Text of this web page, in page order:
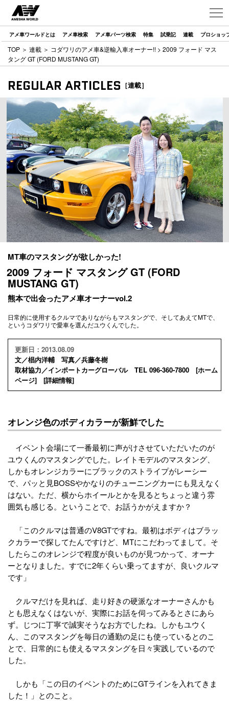
アメ車ワールドとは アメ車検索 アメ車パーツ検索 特集 試乗記 連載 プロショッ
TOP ＞ 連載 ＞ コダワリのアメ車&逆輸入車オーナー!! > 2009 フォード マス
タング GT (FORD MUSTANG GT)
REGULAR ARTICLES ［連載］
MT車のマスタングが欲しかった!
2009 フォード マスタング GT (FORD
MUSTANG GT)
熊本で出会ったアメ車オーナーvol.2
日常的に使用するクルマでありながらもマスタングで、そしてあえてMTで、
というコダワリで愛車を選んだユウくんでした。
更新日：2013.08.09
文／椙内洋輔 写真／兵藤冬樹
取材協力／インポートカーグローバル TEL 096-360-7800 [ホーム
ページ] [詳細情報]
オレンジ色のボディカラーが新鮮でした
イベント会場にて一番最初に声がけさせていただいたのが
ユウくんのマスタングでした。レイトモデルのマスタング、
しかもオレンジカラーにブラックのストライプがレーシー
で、パッと見BOSSやかなりのチューニングカーにも見えなく
はない。ただ、横からホイールとかを見るとちょっと違う雰
囲気も感じる。ということで、お話うかがえますか？
「このクルマは普通のV8GTですね。最初はボディはブラッ
クカラーで探してたんですけど、MTにこだわってまして。そ
したらこのオレンジで程度が良いものが見つかって、オーナ
ーとなりました。すでに2年くらい乗ってますが、良いクルマ
です」
クルマだけを見れば、走り好きの硬派なオーナーさんかも
とも思えなくはないが、実際にお話を伺ってみるとさにあら
ず。じつに丁寧で誠実そうなお方でしたね。しかもユウく
ん、このマスタングを毎日の通勤の足にも使っているとのこ
とで、日常的にも使えるマスタングを日々実践しているので
した。
しかも「この日のイベントのためにGTラインを入れてきま
した！」とのこと。